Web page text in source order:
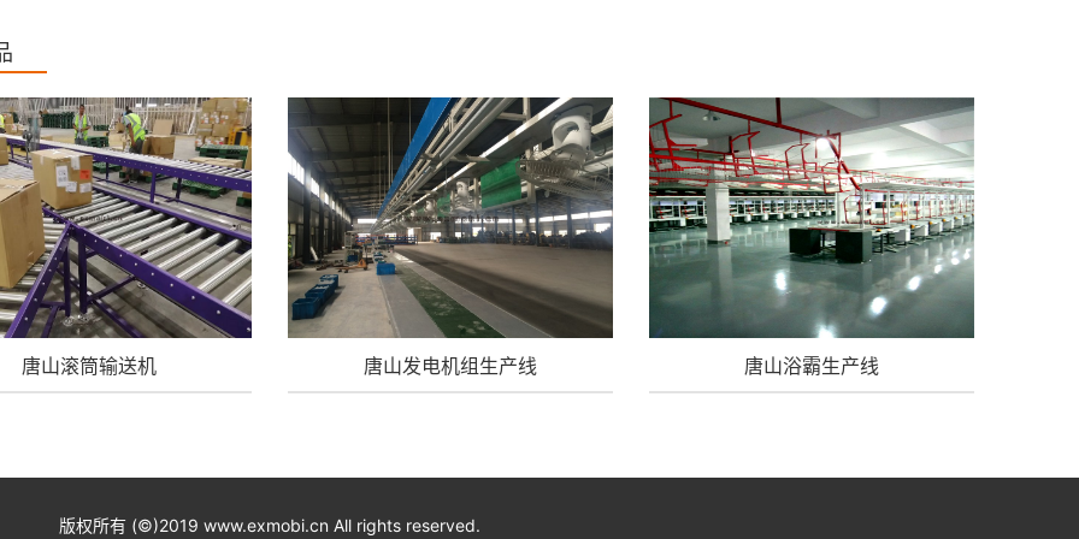
唐山滚筒输送机 唐山发电机组生产线 唐山浴霸生产线
版权所有 (©)2019 www.exmobi.cn All rights reserved.